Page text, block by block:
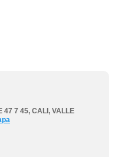
47 7 45, CALI , VALLE